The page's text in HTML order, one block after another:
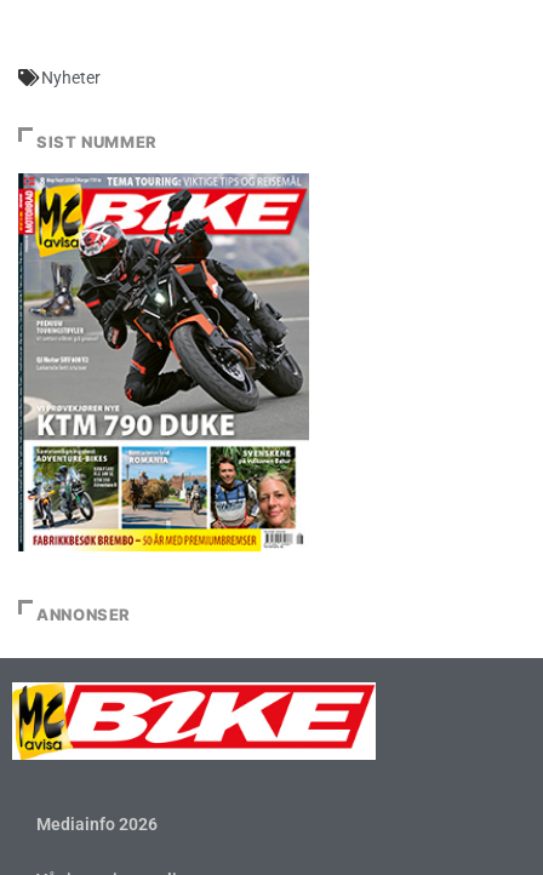
Nyheter
SIST NUMMER
ANNONSER
Mediainfo 2026